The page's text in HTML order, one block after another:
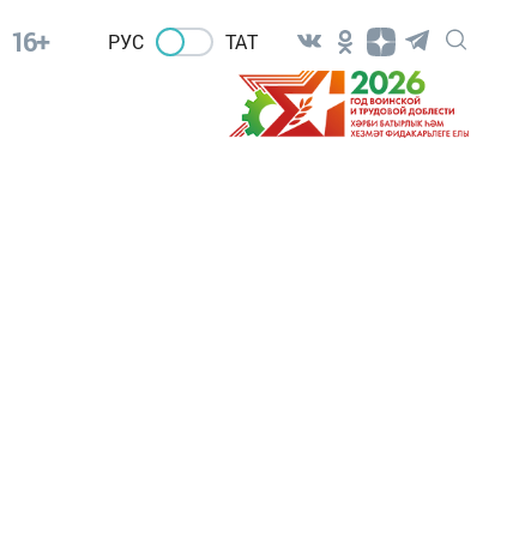
16+ РУС ТАТ